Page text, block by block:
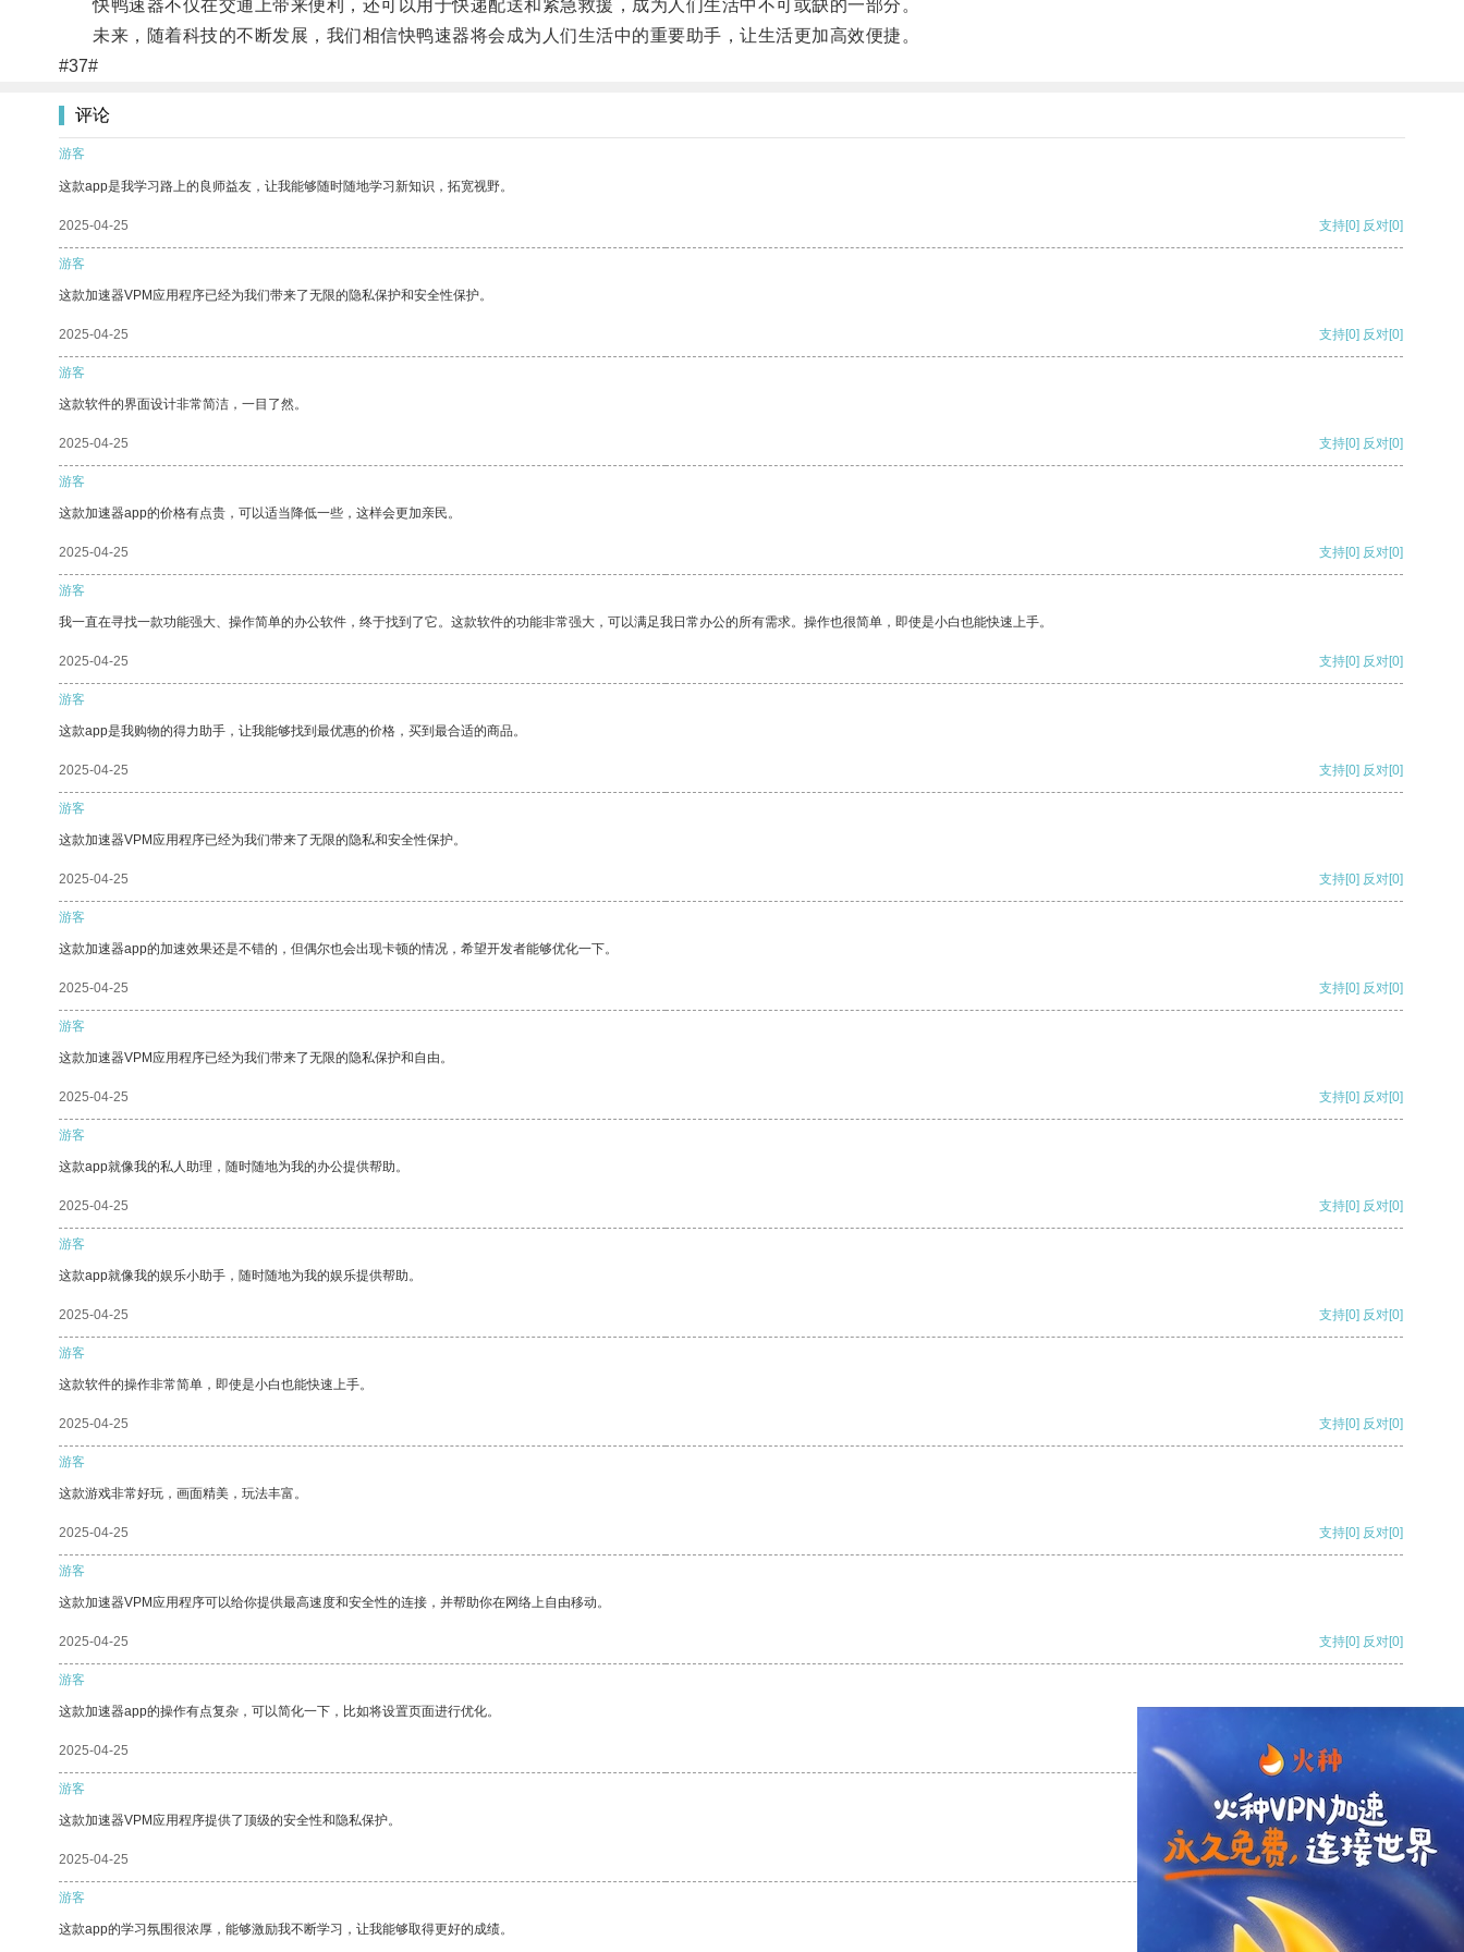
快鸭速器不仅在交通上带来便利，还可以用于快递配送和紧急救援，成为人们生活中不可或缺的一部分。
未来，随着科技的不断发展，我们相信快鸭速器将会成为人们生活中的重要助手，让生活更加高效便捷。
#37#
评论
游客
这款app是我学习路上的良师益友，让我能够随时随地学习新知识，拓宽视野。
2025-04-25 支持[0] 反对[0]
游客
这款加速器VPM应用程序已经为我们带来了无限的隐私保护和安全性保护。
2025-04-25 支持[0] 反对[0]
游客
这款软件的界面设计非常简洁，一目了然。
2025-04-25 支持[0] 反对[0]
游客
这款加速器app的价格有点贵，可以适当降低一些，这样会更加亲民。
2025-04-25 支持[0] 反对[0]
游客
我一直在寻找一款功能强大、操作简单的办公软件，终于找到了它。这款软件的功能非常强大，可以满足我日常办公的所有需求。操作也很简单，即使是小白也能快速上手。
2025-04-25 支持[0] 反对[0]
游客
这款app是我购物的得力助手，让我能够找到最优惠的价格，买到最合适的商品。
2025-04-25 支持[0] 反对[0]
游客
这款加速器VPM应用程序已经为我们带来了无限的隐私和安全性保护。
2025-04-25 支持[0] 反对[0]
游客
这款加速器app的加速效果还是不错的，但偶尔也会出现卡顿的情况，希望开发者能够优化一下。
2025-04-25 支持[0] 反对[0]
游客
这款加速器VPM应用程序已经为我们带来了无限的隐私保护和自由。
2025-04-25 支持[0] 反对[0]
游客
这款app就像我的私人助理，随时随地为我的办公提供帮助。
2025-04-25 支持[0] 反对[0]
游客
这款app就像我的娱乐小助手，随时随地为我的娱乐提供帮助。
2025-04-25 支持[0] 反对[0]
游客
这款软件的操作非常简单，即使是小白也能快速上手。
2025-04-25 支持[0] 反对[0]
游客
这款游戏非常好玩，画面精美，玩法丰富。
2025-04-25 支持[0] 反对[0]
游客
这款加速器VPM应用程序可以给你提供最高速度和安全性的连接，并帮助你在网络上自由移动。
2025-04-25 支持[0] 反对[0]
游客
这款加速器app的操作有点复杂，可以简化一下，比如将设置页面进行优化。
2025-04-25 支持
游客
这款加速器VPM应用程序提供了顶级的安全性和隐私保护。
2025-04-25 支持[0] 反对[0]
游客
这款app的学习氛围很浓厚，能够激励我不断学习，让我能够取得更好的成绩。